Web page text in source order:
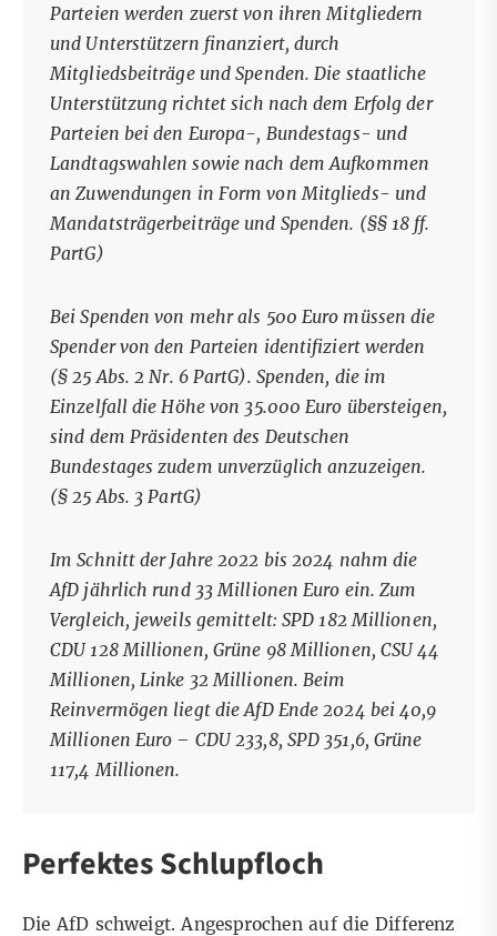
Parteien werden zuerst von ihren Mitgliedern
und Unterstützern finanziert, durch
Mitgliedsbeiträge und Spenden. Die staatliche
Unterstützung richtet sich nach dem Erfolg der
Parteien bei den Europa-, Bundestags- und
Landtagswahlen sowie nach dem Aufkommen
an Zuwendungen in Form von Mitglieds- und
Mandatsträgerbeiträge und Spenden. (§§ 18 ff.
PartG)
Bei Spenden von mehr als 500 Euro müssen die
Spender von den Parteien identifiziert werden
(§ 25 Abs. 2 Nr. 6 PartG). Spenden, die im
Einzelfall die Höhe von 35.000 Euro übersteigen,
sind dem Präsidenten des Deutschen
Bundestages zudem unverzüglich anzuzeigen.
(§ 25 Abs. 3 PartG)
Im Schnitt der Jahre 2022 bis 2024 nahm die
AfD jährlich rund 33 Millionen Euro ein. Zum
Vergleich, jeweils gemittelt: SPD 182 Millionen,
CDU 128 Millionen, Grüne 98 Millionen, CSU 44
Millionen, Linke 32 Millionen. Beim
Reinvermögen liegt die AfD Ende 2024 bei 40,9
Millionen Euro – CDU 233,8, SPD 351,6, Grüne
117,4 Millionen.
Perfektes Schlupfloch
Die AfD schweigt. Angesprochen auf die Differenz